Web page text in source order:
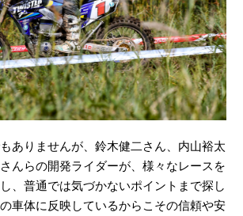
もありませんが、鈴木健二さん、内山裕太
んらの開発ライダーが、様々なレースを
、普通では気づかないポイントまで探し
車体に反映しているからこその信頼や安